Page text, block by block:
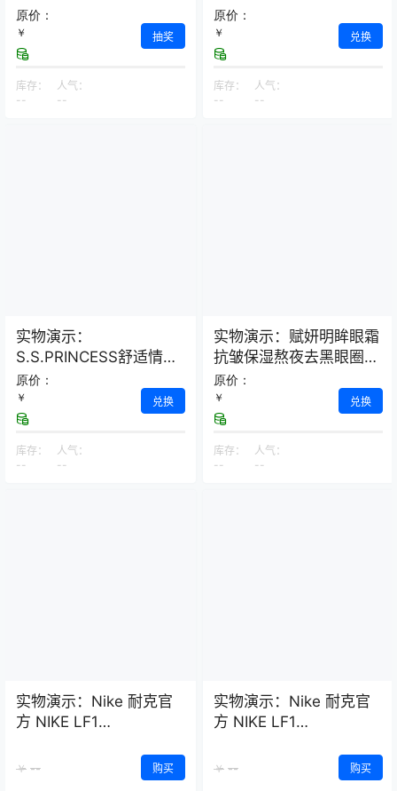
荞麦保健枕
原价：
￥ 抽奖
库存：
--
人气：
--
原价：
￥ 兑换
库存：
--
人气：
--
实物演示：
S.S.PRINCESS舒适情侣
款浴室拖鞋–2双装
原价：
￥ 兑换
库存：
--
人气：
--
实物演示：赋妍明眸眼霜
抗皱保湿熬夜去黑眼圈
经典热销爆款
原价：
￥ 兑换
库存：
--
人气：
--
实物演示：Nike 耐克官
方 NIKE LF1
运动鞋 AA1125
￥ -- 购买
实物演示：Nike 耐克官
方 NIKE LF1
运动鞋 AA1125
￥ -- 购买